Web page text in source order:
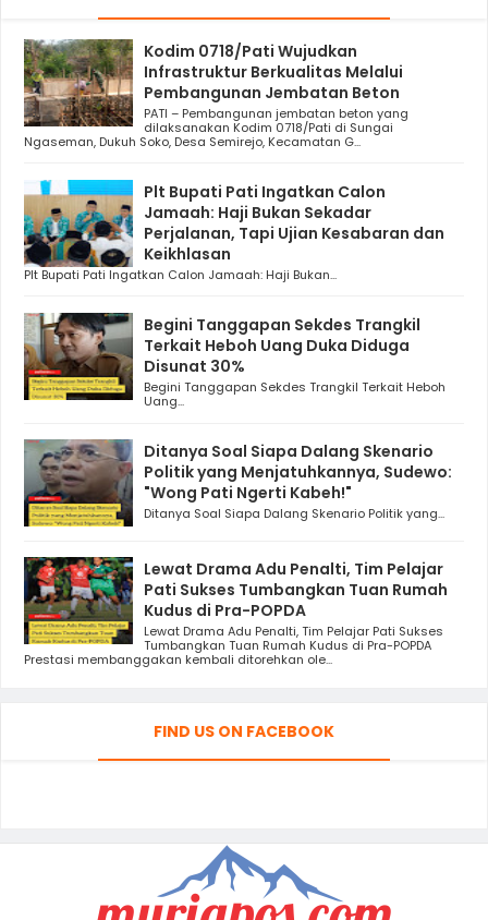
Kodim 0718/Pati Wujudkan
Infrastruktur Berkualitas Melalui
Pembangunan Jembatan Beton
PATI – Pembangunan jembatan beton yang
dilaksanakan Kodim 0718/Pati di Sungai
Ngaseman, Dukuh Soko, Desa Semirejo, Kecamatan G...
Plt Bupati Pati Ingatkan Calon
Jamaah: Haji Bukan Sekadar
Perjalanan, Tapi Ujian Kesabaran dan
Keikhlasan
Plt Bupati Pati Ingatkan Calon Jamaah: Haji Bukan...
Begini Tanggapan Sekdes Trangkil
Terkait Heboh Uang Duka Diduga
Disunat 30%
Begini Tanggapan Sekdes Trangkil Terkait Heboh
Uang...
Ditanya Soal Siapa Dalang Skenario
Politik yang Menjatuhkannya, Sudewo:
"Wong Pati Ngerti Kabeh!"
Ditanya Soal Siapa Dalang Skenario Politik yang...
Lewat Drama Adu Penalti, Tim Pelajar
Pati Sukses Tumbangkan Tuan Rumah
Kudus di Pra-POPDA
Lewat Drama Adu Penalti, Tim Pelajar Pati Sukses
Tumbangkan Tuan Rumah Kudus di Pra-POPDA
Prestasi membanggakan kembali ditorehkan ole...
FIND US ON FACEBOOK